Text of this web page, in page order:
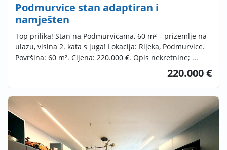
Podmurvice stan adaptiran i
namješten
Top prilika! Stan na Podmurvicama, 60 m² – prizemlje na
ulazu, visina 2. kata s juga! Lokacija: Rijeka, Podmurvice.
Površina: 60 m². Cijena: 220.000 €. Opis nekretnine; ...
220.000 €